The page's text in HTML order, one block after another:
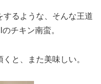
るような、そんな王道
チキン南蛮。
と、また美味しい。